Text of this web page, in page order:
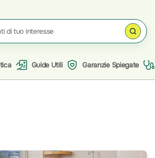
Guide Utili Garanzie Spiegate